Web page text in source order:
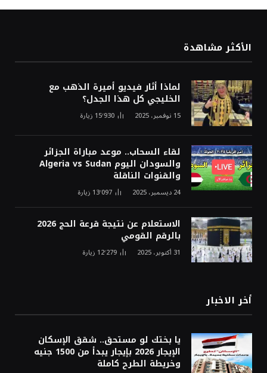
الأكثر مشاهدة
لماذا أثار فيديو أميرة الذهب مع
الخليجي كل هذا الجدل؟
15 نوفمبر، 2025 15٬930 زيارة
لقاء السحاب.. موعد مباراة الجزائر
والسودان اليوم Algeria vs Sudan
والقنوات الناقلة
24 ديسمبر، 2025 13٬097 زيارة
الاستعلام عن نتيجة قرعة الحج 2026
بالرقم القومي
31 أكتوبر، 2025 12٬279 زيارة
أخر الاخبار
يا بختك لو مستحق.. شقق الإسكان
الإيجار 2026 بإيجار يبدأ من 1500 جنيه
وخريطة الطرح كاملة